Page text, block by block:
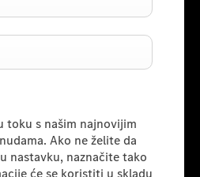
toku s našim najnovijim
Ako ne želite da
nastavku, naznačite tako
će se koristiti u skladu